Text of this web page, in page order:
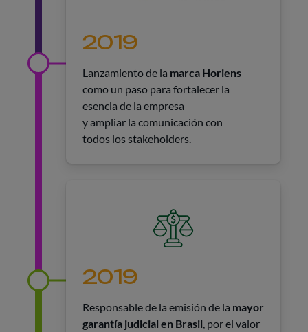
2019
Lanzamiento de la marca Horiens
como un paso para fortalecer la
esencia de la empresa
y ampliar la comunicación con
todos los stakeholders.
2019
Responsable de la emisión de la mayor
garantía judicial en Brasil, por el valor